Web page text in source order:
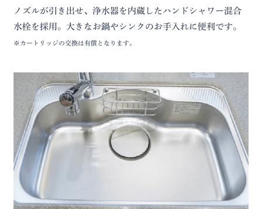
ノズルが引き出せ、浄水器を内蔵したハンドシャワー混合
水栓を採用。大きなお鍋やシンクのお手入れに便利です。
※カートリッジの交換は有償となります。